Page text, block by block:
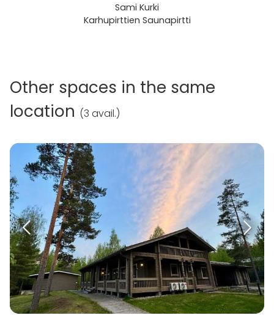
Sami Kurki
Karhupirttien Saunapirtti
Other spaces in the same
location (3 avail.)